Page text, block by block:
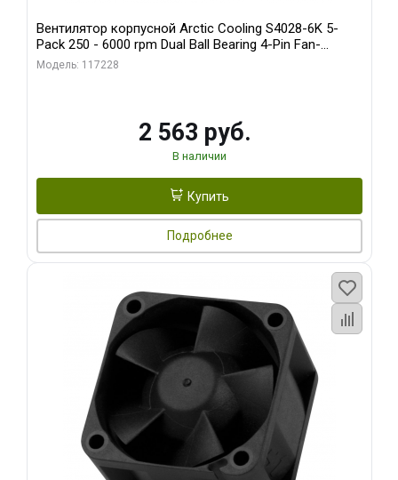
Вентилятор корпусной Arctic Cooling S4028-6K 5-
Pack 250 - 6000 rpm Dual Ball Bearing 4-Pin Fan-
Connector (ACFAN00273A)
Модель: 117228
2 563 руб.
В наличии
Купить
Подробнее